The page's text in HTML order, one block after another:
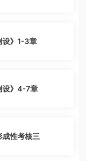
设》1-3章
设》4-7章
成性考核三